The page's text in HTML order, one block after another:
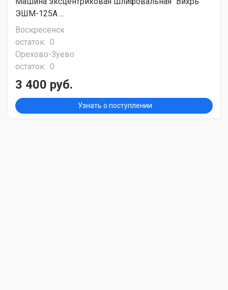
ЭШМ-125А ...
Воскресенск
остаток: 0
Орехово-Зуево
остаток: 0
3 400 руб.
Узнать о поступлении